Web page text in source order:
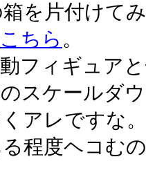
を片付けて
こちら 。
フィギュア
スケールダ
アレですな
程度ヘコむ